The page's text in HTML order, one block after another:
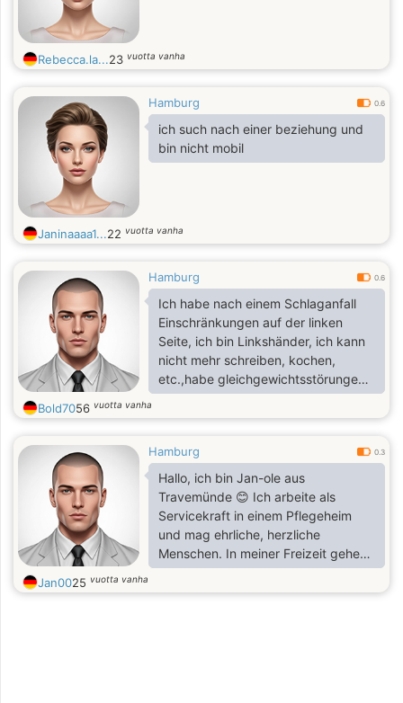
Rebecca.la...23 vuotta vanha
Hamburg 0.6
ich such nach einer beziehung und
bin nicht mobil
Janinaaaa1...22 vuotta vanha
Hamburg 0.6
Ich habe nach einem Schlaganfall
Einschränkungen auf der linken
Seite, ich bin Linkshänder, ich kann
nicht mehr schreiben, kochen,
etc.,habe gleichgewichtsstörungen
und
wortfindungsstörungen,ausserdem
(Wirbelgleiten) und ich habe
Diabetes typ2
Bold7056 vuotta vanha
Hamburg 0.3
Hallo, ich bin Jan-ole aus
Travemünde 😊 Ich arbeite als
Servicekraft in einem Pflegeheim
und mag ehrliche, herzliche
Menschen. In meiner Freizeit gehe
ich gerne schwimmen, ins Kino,
spazieren oder fahre in die Stadt.
Jan0025 vuotta vanha